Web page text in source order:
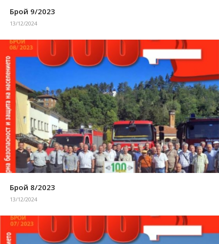
Брой 9/2023
13/12/2024
Брой 8/2023
13/12/2024